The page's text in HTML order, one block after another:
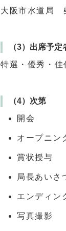
大阪市水道局
（3）出席予定
特選・優秀・佳
（4）次第
開会
オープニン
賞状授与
局長あいさ
エンディン
写真撮影